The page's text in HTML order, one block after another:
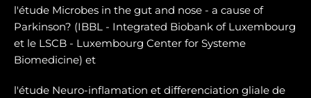
l'étude Microbes in the gut and nose - a cause of
Parkinson? (IBBL - Integrated Biobank of Luxembourg
et le LSCB - Luxembourg Center for Systeme
Biomedicine) et
l'étude Neuro-inflamation et differenciation gliale de